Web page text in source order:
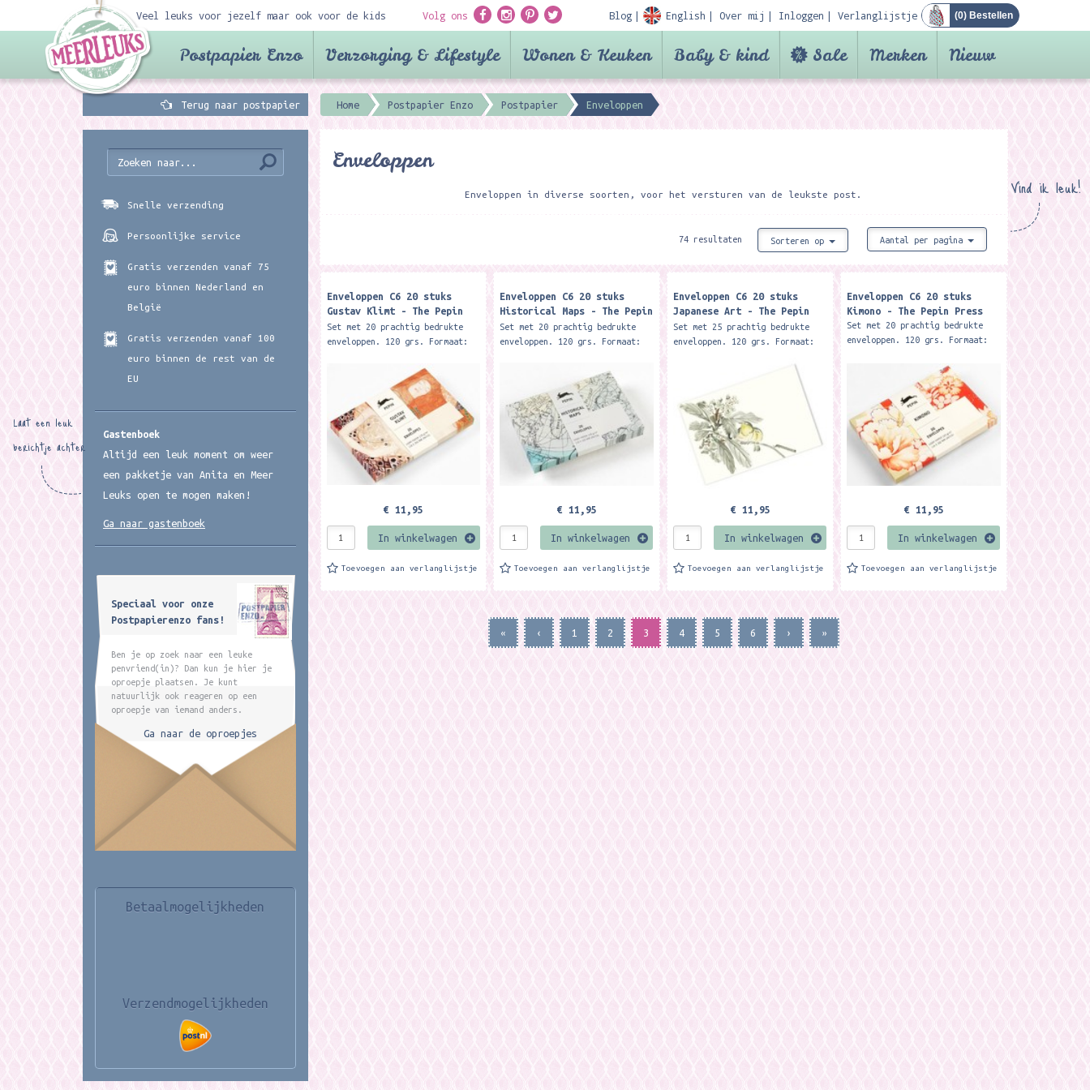
Veel leuks voor jezelf maar ook voor de kids Volg ons Blog English Over mij Inloggen Verlanglijstje (0) Bestellen
Postpapier Enzo Verzorging & Lifestyle Wonen & Keuken Baby & kind Sale Merken Nieuw
Terug naar postpapier Home Postpapier Enzo Postpapier Enveloppen
Vind ik leuk!
Enveloppen
Enveloppen in diverse soorten, voor het versturen van de leukste post.
74 resultaten Sorteren op Aantal per pagina
Enveloppen C6 20 stuks
Gustav Klimt - The Pepin
Press
Set met 20 prachtig bedrukte
enveloppen. 120 grs. Formaat:
enveloppen zijn los te
gebruiken maar zijn passend bij
de Pepin...
€ 11,95
In winkelwagen
Toevoegen aan verlanglijstje
Enveloppen C6 20 stuks
Historical Maps - The Pepin
Press
Set met 20 prachtig bedrukte
enveloppen. 120 grs. Formaat:
enveloppen zijn los te
gebruiken maar zijn passend bij
de Pepin...
€ 11,95
In winkelwagen
Toevoegen aan verlanglijstje
Enveloppen C6 20 stuks
Japanese Art - The Pepin
Press
Set met 25 prachtig bedrukte
enveloppen. 120 grs. Formaat:
gebruiken maar zijn passend bij
€ 11,95
In winkelwagen
Toevoegen aan verlanglijstje
Enveloppen C6 20 stuks
Kimono - The Pepin Press
Set met 20 prachtig bedrukte
enveloppen. 120 grs. Formaat:
enveloppen zijn los te
gebruiken maar zijn passend bij
de Pepin...
€ 11,95
In winkelwagen
Toevoegen aan verlanglijstje
« ‹ 1 2 3 4 5 6 › »
Snelle verzending
Persoonlijke service
Gratis verzenden vanaf 75
euro binnen Nederland en
België
Gratis verzenden vanaf 100
euro binnen de rest van de
EU
Gastenboek
Altijd een leuk moment om weer
een pakketje van Anita en Meer
Leuks open te mogen maken!
Laat een leuk
berichtje achter
Ga naar gastenboek
Speciaal voor onze
Postpapierenzo fans!
Ben je op zoek naar een leuke
penvriend(in)? Dan kun je hier je
oproepje plaatsen. Je kunt
natuurlijk ook reageren op een
oproepje van iemand anders.
Ga naar de oproepjes
Betaalmogelijkheden
Verzendmogelijkheden